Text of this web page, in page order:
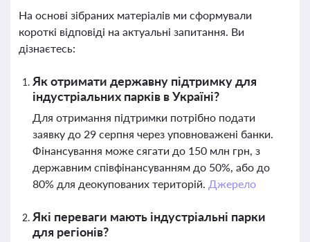
На основі зібраних матеріалів ми сформували
короткі відповіді на актуальні запитання. Ви
дізнаєтесь:
Як отримати державну підтримку для
індустріальних парків в Україні?
Для отримання підтримки потрібно подати
заявку до 29 серпня через уповноважені банки.
Фінансування може сягати до 150 млн грн, з
державним співфінансуванням до 50%, або до
80% для деокупованих територій. Джерело
Які переваги мають індустріальні парки
для регіонів?